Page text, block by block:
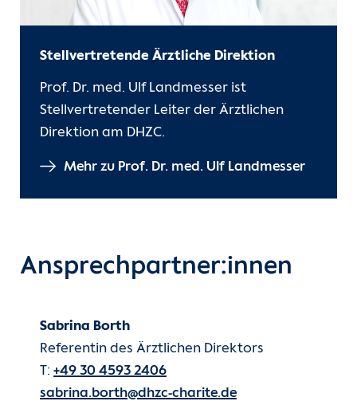
Stellvertretende Ärztliche Direktion
Prof. Dr. med. Ulf Landmesser ist
Stellvertretender Leiter der Ärztlichen
Direktion am DHZC.
Mehr zu Prof. Dr. med. Ulf Landmesser
Ansprechpartner:innen
Sabrina Borth
Referentin des Ärztlichen Direktors
T: +49 30 4593 2406
sabrina.borth@dhzc-charite.de